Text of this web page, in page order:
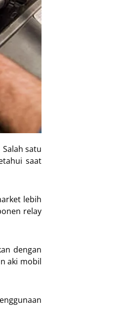
satu
saat
lebih
relay
dengan
aki mobil